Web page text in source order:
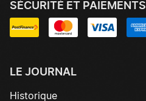
SÉCURITÉ ET PAIEMENTS
LE JOURNAL
Historique